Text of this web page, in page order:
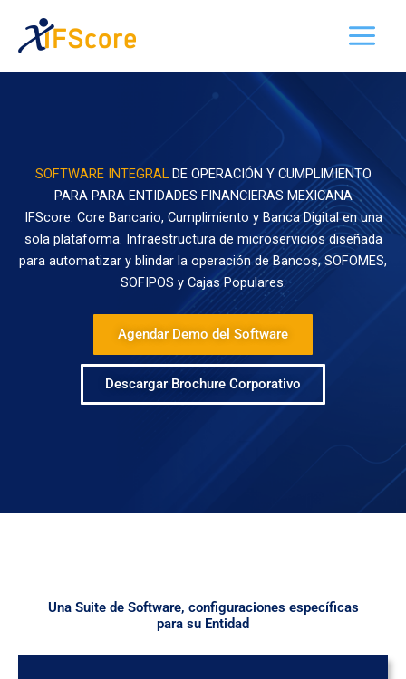
contenido
SOFTWARE INTEGRALDE OPERACIÓN Y CUMPLIMIENTO
PARA PARA ENTIDADES FINANCIERAS MEXICANA
IFScore: Core Bancario, Cumplimiento y Banca Digital en una
sola plataforma. Infraestructura de microservicios diseñada
para automatizar y blindar la operación de Bancos, SOFOMES,
SOFIPOS y Cajas Populares.
Agendar Demo del Software
Descargar Brochure Corporativo
Una Suite de Software, configuraciones específicas
para su Entidad